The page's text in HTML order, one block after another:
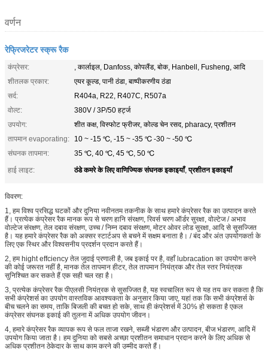
वर्णन
रेफ्रिजरेटर स्क्रू रैक
कंप्रेसर:
, कार्लाइल, Danfoss, कोपलैंड, बोक, Hanbell, Fusheng, आदि
शीतलक प्रकार:
एयर कूल्ड, पानी ठंडा, बाष्पीकरणीय ठंडा
सर्द:
R404a, R22, R407C, R507a
वोल्ट:
380V / 3P/50 हर्ट्ज
उपयोग:
शीत कक्ष, विस्फोट फ्रीजर, कोल्ड चेन रसद, pharacy, प्रशीतन
तापमान evaporating:
10 ~ -15 ℃, -15 ~ -35 ℃ -30 ~ -50 ℃
संघनक तापमान:
35 ℃, 40 ℃, 45 ℃, 50 ℃
हाई लाइट:
ठंडे कमरे के लिए वाणिज्यिक संघनक इकाइयाँ,प्रशीतन इकाइयाँ
विवरण:
1, हम विश्व प्रसिद्ध घटकों और दुनिया नवीनतम तकनीक के साथ हमारे कंप्रेसर रैक का उत्पादन करते
हैं। प्रत्येक कंप्रेसर रैक मानक रूप से चरण हानि संरक्षण, रिवर्स चरण ऑर्डर सुरक्षा, वोल्टेज / अभाव
वोल्टेज संरक्षण, तेल दबाव संरक्षण, उच्च / निम्न दबाव संरक्षण, मोटर ओवर लोड सुरक्षा, आदि से सुसज्जित
है। यह हमारे कंप्रेसर रैक को अक्सर स्टार्टअप से बचने में सक्षम बनाता है। / बंद और अंत उपयोगकर्ता के
लिए एक स्थिर और विश्वसनीय प्रदर्शन प्रदान करते हैं।
2, हम hight effciency तेल जुदाई प्रणाली है, जब इकाई पर है, वहाँ lubracation का उपयोग करने
की कोई जरूरत नहीं है, मानक तेल तापमान हीटर, तेल तापमान नियंत्रक और तेल स्तर नियंत्रक
सुनिश्चित कर सकते हैं एक सही चल रहा है।
3, प्रत्येक कंप्रेसर रैक पीएलसी नियंत्रक से सुसज्जित है, यह स्वचालित रूप से यह तय कर सकता है कि
सभी कंप्रेशर्स का उपयोग वास्तविक आवश्यकता के अनुसार किया जाए, यहां तक ​​कि सभी कंप्रेशर्स के
बीच चलने का समय, ताकि बिजली की बचत हो सके, साथ ही कंप्रेशर्स में 30% हो सकता है एकल
कंप्रेसर संघनक इकाई की तुलना में अधिक उपयोग जीवन।
4, हमारे कंप्रेसर रैक व्यापक रूप से फल ताजा रखने, सब्जी भंडारण और उत्पादन, बीज भंडारण, आदि में
उपयोग किया जाता है। हम दुनिया को सबसे अच्छा प्रशीतन समाधान प्रदान करने के लिए अधिक से
अधिक प्रशीतन ठेकेदार के साथ काम करने की उम्मीद करते हैं।